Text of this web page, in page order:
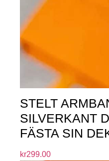
STELT
SILVERKANT
FÄSTA SIN
kr299.00